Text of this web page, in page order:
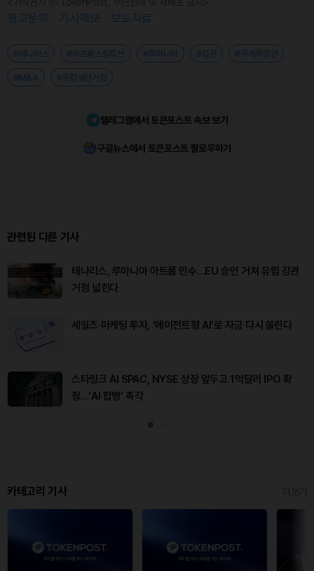
광고문의 기사제보 보도자료
#테나리스 #아트롬스틸튜브 #루마니아 #강관 #무계목강관
#M&A #유럽생산거점
텔레그램에서 토큰포스트 속보 보기
구글뉴스에서 토큰포스트 팔로우하기
관련된 다른 기사
테나리스, 루마니아 아트롬 인수…EU 승인 거쳐 유럽 강관
거점 넓힌다
세일즈·마케팅 투자, ‘에이전트형 AI’로 자금 다시 쏠린다
스타링크 AI SPAC, NYSE 상장 앞두고 1억달러 IPO 확
정…‘AI 합병’ 촉각
카테고리 기사